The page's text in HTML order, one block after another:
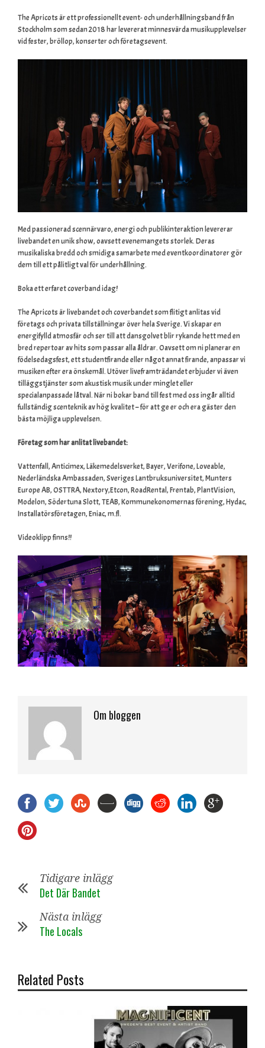
The Apricots är ett professionellt event- och underhållningsband från
Stockholm som sedan 2018 har levererat minnesvärda musikupplevelser
vid fester, bröllop, konserter och företagsevent.
Med passionerad scennärvaro, energi och publikinteraktion levererar
livebandet en unik show, oavsett evenemangets storlek. Deras
musikaliska bredd och smidiga samarbete med eventkoordinatorer gör
dem till ett pålitligt val för underhållning.
Boka ett erfaret coverband idag!
The Apricots är livebandet och coverbandet som flitigt anlitas vid
företags och privata tillställningar över hela Sverige. Vi skapar en
energifylld atmosfär och ser till att dansgolvet blir rykande hett med en
bred repertoar av hits som passar alla åldrar. Oavsett om ni planerar en
födelsedagsfest, ett studentfirande eller något annat firande, anpassar vi
musiken efter era önskemål. Utöver liveframträdandet erbjuder vi även
tilläggstjänster som akustisk musik under minglet eller
specialanpassade låtval. När ni bokar band till fest med oss ingår alltid
fullständig scenteknik av hög kvalitet – för att ge er och era gäster den
bästa möjliga upplevelsen.
Företag som har anlitat livebandet:
Vattenfall, Anticimex, Läkemedelsverket, Bayer, Verifone, Loveable,
Nederländska Ambassaden, Sveriges Lantbruksuniversitet, Munters
Europe AB, OSTTRA, Nextory,Etcon, RoadRental, Frentab, PlantVision,
Modelon, Södertuna Slott, TEAB, Kommunekonomernas förening, Hydac,
Installatörsföretagen, Eniac, m.fl.
Videoklipp finns!!
Om bloggen
Tidigare inlägg
Det Där Bandet
Nästa inlägg
The Locals
Related Posts